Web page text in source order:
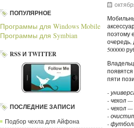
ПОПУЛЯРНОЕ
Программы для Windows Mobile
Программы для Symbian
RSS И TWITTER
ПОСЛЕДНИЕ ЗАПИСИ
Подбор чехла для Айфона
поэтому
очередь,
500000
пяти
-
- чехол —
- чехол
-
-